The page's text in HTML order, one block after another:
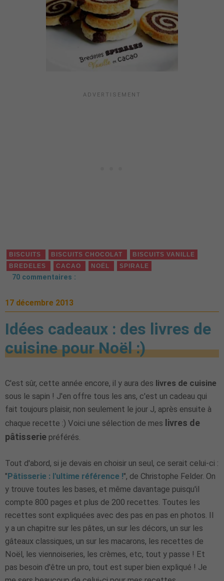
BISCUITS BISCUITS CHOCOLAT
BISCUITS VANILLE
BREDELES
CACAO NOËL SPIRALE
70 commentaires :
17 décembre 2013
Idées cadeaux : des livres de
cuisine pour Noël :)
C'est sûr, cette année encore, il y aura des livres de cuisine
sous le sapin ! J'en offre tous les ans, c'est un cadeau qui
fait toujours plaisir, non seulement le jour J, après ensuite à
chaque recette :) Voici une sélection de mes livres de
pâtisserie préférés.
Tout d'abord, si je devais en choisir un seul, ce serait celui-ci :
"Pâtisserie : l'ultime référence !", de Christophe Felder. On
y trouve toutes les bases, et même davantage puisqu'il
compte 800 pages et plus de 200 recettes. Toutes les
recettes sont expliquées avec des pas en pas en photos. Il
y a un chapitre sur les pâtes, un sur les décors, un sur les
gâteaux classiques, un sur les macarons, les recettes de
Noël, les viennoiseries, les crèmes, etc, tout y passe ! Et
pas besoin d'être un pro, tout est super bien expliqué ! Je